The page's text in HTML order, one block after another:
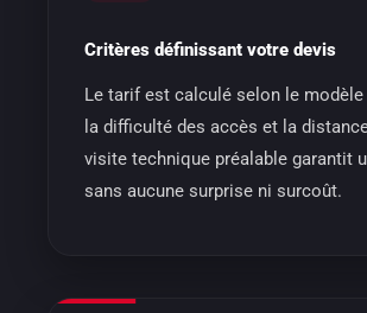
Critères définissant votre devis
Le tarif est calculé selon le modèle
la difficulté des accès et la
visite technique préalable garantit
sans aucune surprise ni surcoût.